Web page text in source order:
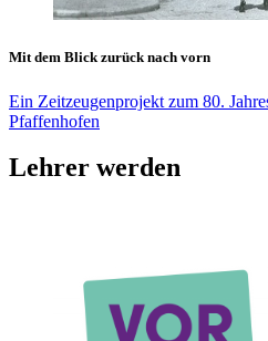
Mit dem Blick zurück nach vorn
Ein Zeitzeugenprojekt zum 80.
Pfaffenhofen
Lehrer werden